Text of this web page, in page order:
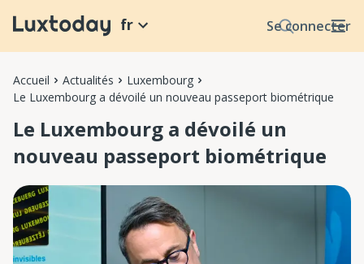
Se connecter
fr
Accueil Actualités
Luxembourg
Le Luxembourg a dévoilé un nouveau passeport biométrique
Le Luxembourg a dévoilé un
nouveau passeport biométrique